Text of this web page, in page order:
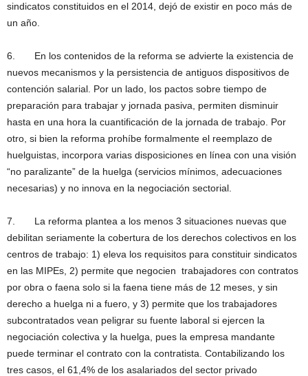
sindicatos constituidos en el 2014, dejó de existir en poco más de
un año.
6. En los contenidos de la reforma se advierte la existencia de
nuevos mecanismos y la persistencia de antiguos dispositivos de
contención salarial. Por un lado, los pactos sobre tiempo de
preparación para trabajar y jornada pasiva, permiten disminuir
hasta en una hora la cuantificación de la jornada de trabajo. Por
otro, si bien la reforma prohíbe formalmente el reemplazo de
huelguistas, incorpora varias disposiciones en línea con una visión
“no paralizante” de la huelga (servicios mínimos, adecuaciones
necesarias) y no innova en la negociación sectorial.
7. La reforma plantea a los menos 3 situaciones nuevas que
debilitan seriamente la cobertura de los derechos colectivos en los
centros de trabajo: 1) eleva los requisitos para constituir sindicatos
en las MIPEs, 2) permite que negocien trabajadores con contratos
por obra o faena solo si la faena tiene más de 12 meses, y sin
derecho a huelga ni a fuero, y 3) permite que los trabajadores
subcontratados vean peligrar su fuente laboral si ejercen la
negociación colectiva y la huelga, pues la empresa mandante
puede terminar el contrato con la contratista. Contabilizando los
tres casos, el 61,4% de los asalariados del sector privado